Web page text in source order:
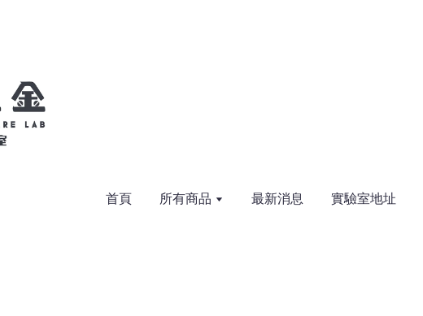
首頁 所有商品 最新消息 實驗室地址